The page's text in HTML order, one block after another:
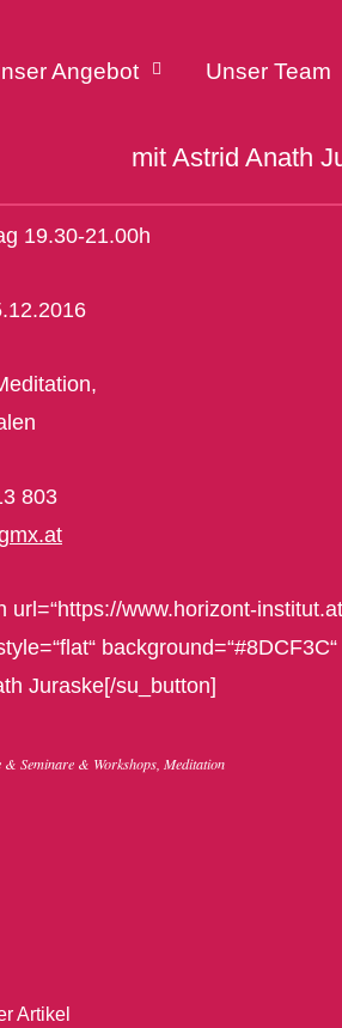
Angebot Unser Team
mit Astrid Anath
19.30-21.00h
803
url=“https://www.horizont-
Juraske[/su_button]
& Seminare & Workshops Meditation
Artikel